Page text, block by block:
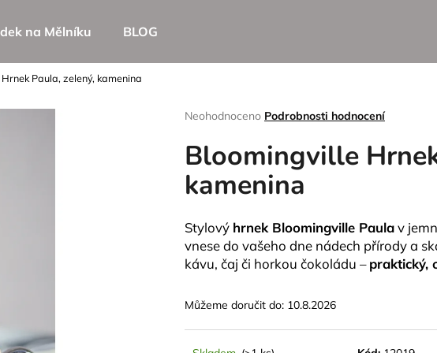
na Mělníku BLOG
Paula, zelený, kamenina
Průměrné
produktu
je
0,0
z
hvězdiček.
Neohodnoceno Podrobnosti hodnocení
Bloomingville
kamenina
Stylový hrnek Bloomingville Paulav
vnese do vašeho dne nádech přírody a
kávu, čaj či horkou čokoládu –praktický,
Můžeme doručit do: 10.8.2026
Co potřebujete najít?
HLEDAT